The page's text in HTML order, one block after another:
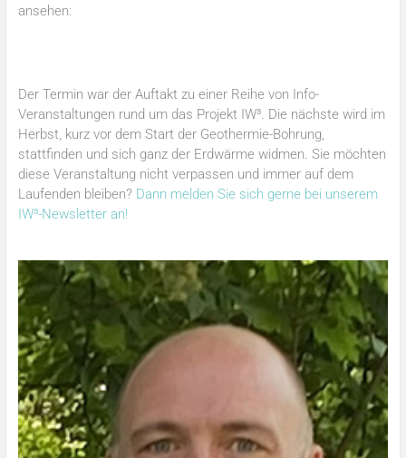
ansehen:
Der Termin war der Auftakt zu einer Reihe von Info-
Veranstaltungen rund um das Projekt IW³. Die nächste wird im
Herbst, kurz vor dem Start der Geothermie-Bohrung,
stattfinden und sich ganz der Erdwärme widmen. Sie möchten
diese Veranstaltung nicht verpassen und immer auf dem
Laufenden bleiben? Dann melden Sie sich gerne bei unserem
IW³-Newsletter an!